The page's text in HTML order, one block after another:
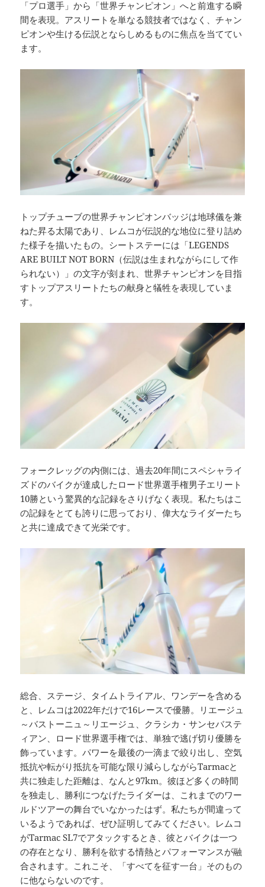
「プロ選手」から「世界チャンピオン」へと前進する瞬
間を表現。アスリートを単なる競技者ではなく、チャン
ピオンや生ける伝説とならしめるものに焦点を当ててい
ます。
トップチューブの世界チャンピオンバッジは地球儀を兼
ねた昇る太陽であり、レムコが伝説的な地位に登り詰め
た様子を描いたもの。シートステーには「LEGENDS
ARE BUILT NOT BORN（伝説は生まれながらにして作
られない）」の文字が刻まれ、世界チャンピオンを目指
すトップアスリートたちの献身と犠牲を表現していま
す。
フォークレッグの内側には、過去20年間にスペシャライ
ズドのバイクが達成したロード世界選手権男子エリート
10勝という驚異的な記録をさりげなく表現。私たちはこ
の記録をとても誇りに思っており、偉大なライダーたち
と共に達成できて光栄です。
総合、ステージ、タイムトライアル、ワンデーを含める
と、レムコは2022年だけで16レースで優勝。リエージュ
～バストーニュ～リエージュ、クラシカ・サンセバステ
ィアン、ロード世界選手権では、単独で逃げ切り優勝を
飾っています。パワーを最後の一滴まで絞り出し、空気
抵抗や転がり抵抗を可能な限り減らしながらTarmacと
共に独走した距離は、なんと97km。彼ほど多くの時間
を独走し、勝利につなげたライダーは、これまでのワー
ルドツアーの舞台でいなかったはず。私たちが間違って
いるようであれば、ぜひ証明してみてください。レムコ
がTarmac SL7でアタックするとき、彼とバイクは一つ
の存在となり、勝利を欲する情熱とパフォーマンスが融
合されます。これこそ、「すべてを征す一台」そのもの
に他ならないのです。